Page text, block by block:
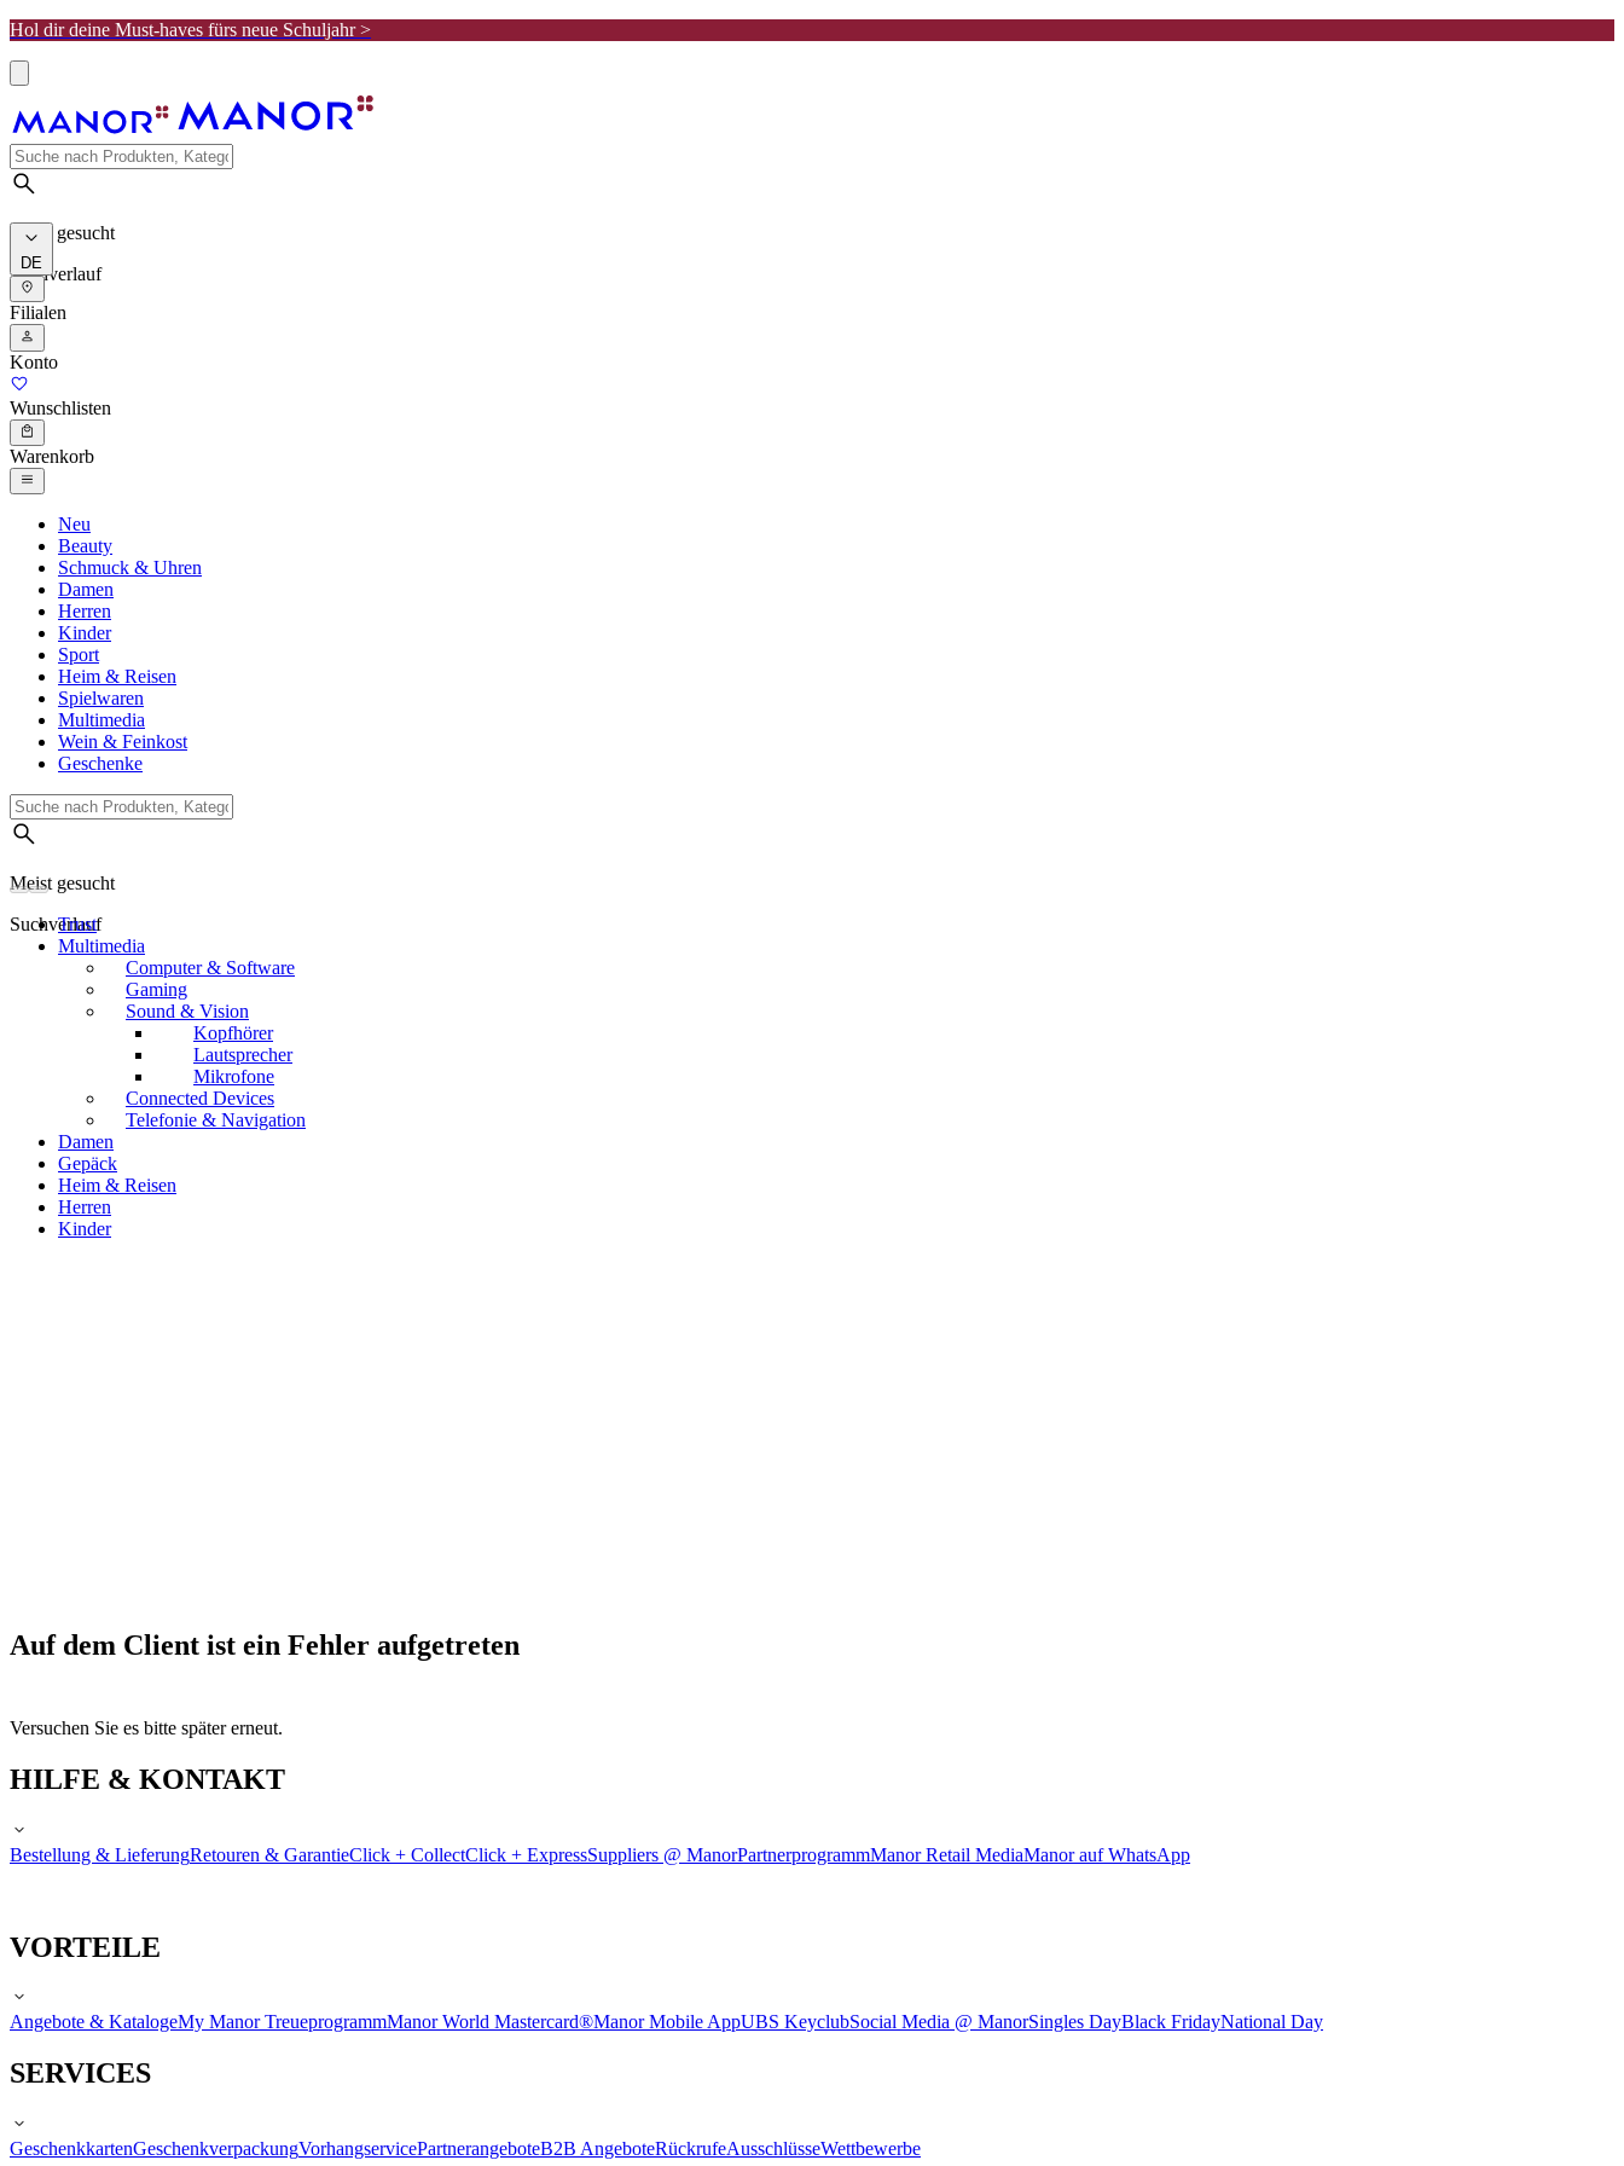
Hol dir deine Must-haves fürs neue Schuljahr >
Meist gesucht
Suchverlauf
DE
Filialen
Konto
Wunschlisten
Warenkorb
Neu
Beauty
Schmuck & Uhren
Damen
Herren
Kinder
Sport
Heim & Reisen
Spielwaren
Multimedia
Wein & Feinkost
Geschenke
Meist gesucht
Suchverlauf
Trust
Multimedia
Computer & Software
Gaming
Sound & Vision
Kopfhörer
Lautsprecher
Mikrofone
Connected Devices
Telefonie & Navigation
Damen
Gepäck
Heim & Reisen
Herren
Kinder
Auf dem Client ist ein Fehler aufgetreten
Versuchen Sie es bitte später erneut.
HILFE & KONTAKT
Bestellung & LieferungRetouren & GarantieClick + CollectClick + ExpressSuppliers @ ManorPartnerprogrammManor Retail MediaManor auf WhatsApp
VORTEILE
Angebote & KatalogeMy Manor TreueprogrammManor World Mastercard®Manor Mobile AppUBS KeyclubSocial Media @ ManorSingles DayBlack FridayNational Day
SERVICES
GeschenkkartenGeschenkverpackungVorhangservicePartnerangeboteB2B AngeboteRückrufeAusschlüsseWettbewerbe